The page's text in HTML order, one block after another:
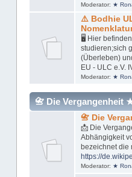
Moderator: ★
⚠️ Bodhie
🖥 Hier
studieren;sich
(Überleben)
EU - ULC e.V.
Moderator: ★
📇 Die Vergangenheit
📇 Die
📩 Die
Abhängigkeit
bezeichnet die
https://
Moderator: ★